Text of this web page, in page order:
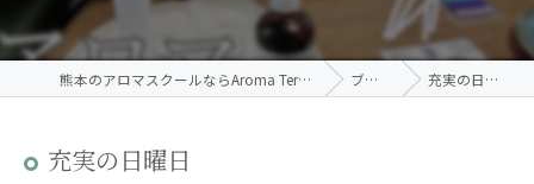
熊本のアロマスクールならAroma Terrace ブログ 充実の日曜日
充実の日曜日